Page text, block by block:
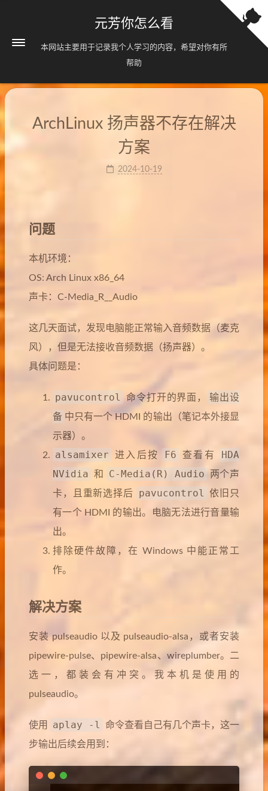
元芳你怎么看
本网站主要用于记录我个人学习的内容，希望对你有所
帮助
ArchLinux 扬声器不存在解决
方案
2024-10-19
问题
本机环境：
OS: Arch Linux x86_64
声卡：C-Media_R__Audio
这几天面试，发现电脑能正常输入音频数据（麦克
风），但是无法接收音频数据（扬声器）。
具体问题是：
pavucontrol 命令打开的界面，
输出设
备 中只有一个 HDMI 的输出（笔记本外接显
示器）。
alsamixer 进入后按 F6 查看有
HDA
NVidia
和 C-Media(R) Audio
两个声
卡，且重新选择后
pavucontrol
依旧只
有一个 HDMI 的输出。电脑无法进行音量输
出。
排除硬件故障，在 Windows 中能正常工
作。
解决方案
安装 pulseaudio 以及 pulseaudio-alsa，或者安装
pipewire-pulse、pipewire-alsa、wireplumber。二
选一，都装会有冲突。我本机是使用的
pulseaudio。
使用 aplay -l
命令查看自己有几个声卡，这一
步输出后续会用到：